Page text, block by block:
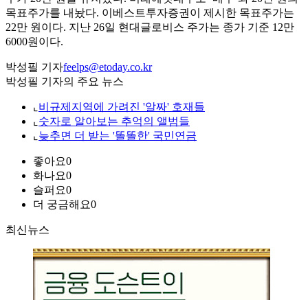
목표주가를 내놨다. 이베스트투자증권이 제시한 목표주가는
22만 원이다. 지난 26일 현대글로비스 주가는 종가 기준 12만
6000원이다.
박성필 기자feelps@etoday.co.kr
박성필 기자의 주요 뉴스
⌞ 비규제지역에 가려진 '알짜' 호재들
⌞ 숫자로 알아보는 추억의 앨범들
⌞ 늦추면 더 받는 '똘똘한' 국민연금
좋아요0
화나요0
슬퍼요0
더 궁금해요0
최신뉴스